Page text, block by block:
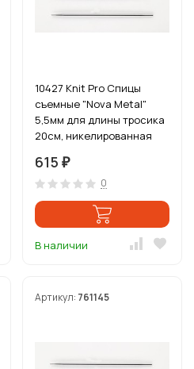
10427 Knit Pro Спицы
съемные "Nova Metal"
5,5мм для длины тросика
20см, никелированная
615 ₽
0
В наличии
Артикул: 761145